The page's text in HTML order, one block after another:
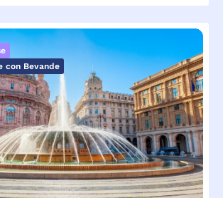
con Bevande